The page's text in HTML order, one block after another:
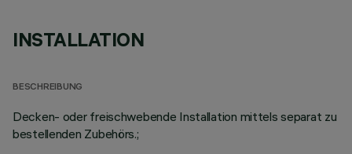
INSTALLATION
BESCHREIBUNG
Decken- oder freischwebende Installation mittels separat zu
bestellenden Zubehörs.;